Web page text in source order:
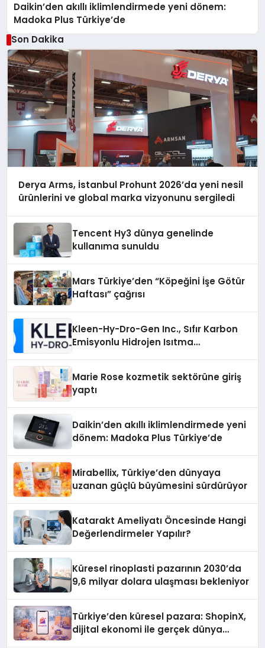
Daikin’den akıllı iklimlendirmede yeni dönem:
Madoka Plus Türkiye’de
Son Dakika
Derya Arms, İstanbul Prohunt 2026’da yeni nesil
ürünlerini ve global marka vizyonunu sergiledi
Tencent Hy3 dünya genelinde
kullanıma sunuldu
Mars Türkiye’den “Köpeğini İşe Götür
Haftası” çağrısı
Kleen-Hy-Dro-Gen Inc., Sıfır Karbon
Emisyonlu Hidrojen Isıtma
Marie Rose kozmetik sektörüne giriş
yaptı
Daikin’den akıllı iklimlendirmede yeni
dönem: Madoka Plus Türkiye’de
Mirabellix, Türkiye’den dünyaya
uzanan güçlü büyümesini sürdürüyor
Katarakt Ameliyatı Öncesinde Hangi
Değerlendirmeler Yapılır?
Küresel rinoplasti pazarının 2030’da
9,6 milyar dolara ulaşması bekleniyor
Türkiye’den küresel pazara: ShopinX,
dijital ekonomi ile gerçek dünya